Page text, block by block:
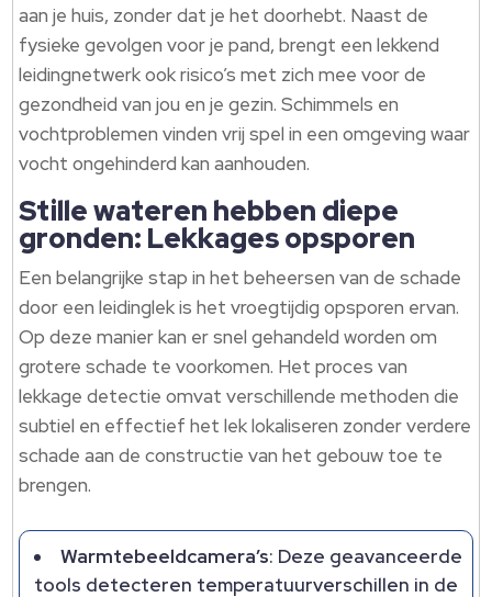
aan je huis, zonder dat je het doorhebt. Naast de
fysieke gevolgen voor je pand, brengt een lekkend
leidingnetwerk ook risico’s met zich mee voor de
gezondheid van jou en je gezin. Schimmels en
vochtproblemen vinden vrij spel in een omgeving waar
vocht ongehinderd kan aanhouden.
Stille wateren hebben diepe
gronden: Lekkages opsporen
Een belangrijke stap in het beheersen van de schade
door een leidinglek is het vroegtijdig opsporen ervan.
Op deze manier kan er snel gehandeld worden om
grotere schade te voorkomen. Het proces van
lekkage detectie omvat verschillende methoden die
subtiel en effectief het lek lokaliseren zonder verdere
schade aan de constructie van het gebouw toe te
brengen.
Warmtebeeldcamera’s: Deze geavanceerde
tools detecteren temperatuurverschillen in de